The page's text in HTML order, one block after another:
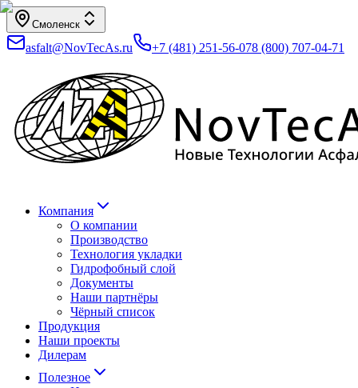
Смоленск
asfalt@NovTecAs.ru +7 (481) 251-56-078 (800) 707-04-71
Компания
О компании
Производство
Технология укладки
Гидрофобный слой
Документы
Наши партнёры
Чёрный список
Продукция
Наши проекты
Дилерам
Полезное